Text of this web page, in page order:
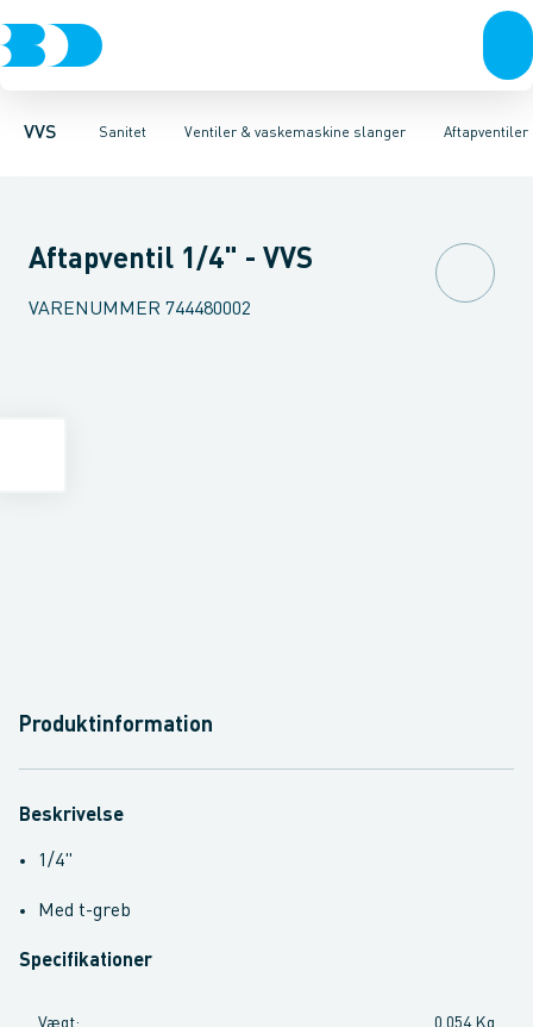
VVS Sanitet
Rør & fittingsPressfittings & rørKuglehaner & ventilerAfløb
Ventiler & vaskemaskine slanger
Toiletter, sæder og cisternerVaskeArmaturerBrusereAftapventiler
Servanteventiler Stopventiler & kuglehanerAftapventiler &
Aftapventil 1/4" - VVS
VARENUMMER 744480002
Produktinformation
Beskrivelse
1/4"
Med t-greb
Specifikationer
Vægt: 0,054 Kg